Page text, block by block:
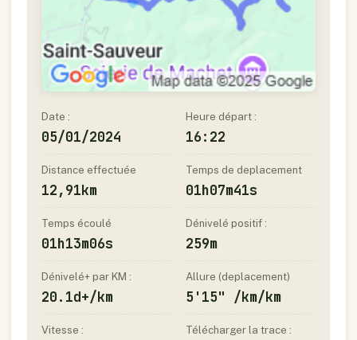
Date :
05/01/2024
Heure départ :
16:22
Distance effectuée
12,91km
Temps de deplacement
01h07m41s
Temps écoulé
01h13m06s
Dénivelé positif :
259m
Dénivelé+ par KM :
20.1d+/km
Allure (deplacement)
5'15" /km/km
Vitesse : Télécharger la trace :